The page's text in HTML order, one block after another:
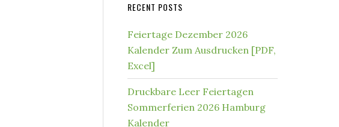
RECENT POSTS
Feiertage Dezember 2026
Kalender Zum Ausdrucken [PDF,
Excel]
Druckbare Leer Feiertagen
Sommerferien 2026 Hamburg
Kalender